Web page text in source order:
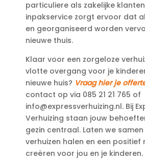
particuliere als zakelijke
inpakservice zorgt ervoor dat
en georganiseerd worden
nieuwe thuis.​
Klaar voor een zorgeloze
vlotte overgang voor je
nieuwe huis? Vraag hier je
contact op via 085 21 21 765 of
info@expressverhuizing.​nl.​ Bij
Verhuizing staan jouw
gezin centraal.​ Laten we
verhuizen halen en een positief
creëren voor jou en je kinderen.​